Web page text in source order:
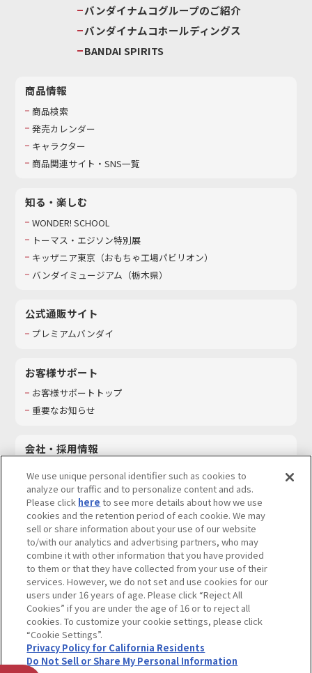
バンダイナムコグループのご紹介
バンダイナムコホールディングス
BANDAI SPIRITS
商品情報
商品検索
発売カレンダー
キャラクター
商品関連サイト・SNS一覧
知る・楽しむ
WONDER! SCHOOL
トーマス・エジソン特別展
キッザニア東京（おもちゃ工場パビリオン）​
バンダイミュージアム（栃木県）
公式通販サイト
プレミアムバンダイ
お客様サポート
お客様サポートトップ
重要なお知らせ
会社・採用情報
採用情報
サステナビリティ
お問い合わせ
ウェブサイトご利用条件 ソーシャルメディアポリシー
個人情報及び特定個人情報等の取り扱いに関する保護方針
Do Not Sell or Share My Personal Information著作権・商標について
カスタマーハラスメントに対する基本的な対応方針
We use unique personal identifier such as cookies to
analyze our traffic and to personalize content and ads.
Please click here to see more details about how we use
cookies and the retention period of each cookie. We may
sell or share information about your use of our website
to/with our analytics and advertising partners, who may
combine it with other information that you have provided
to them or that they have collected from your use of their
services. However, we do not set and use cookies for our
users under 16 years of age. Please click “Reject All
Cookies” if you are under the age of 16 or to reject all
cookies. To customize your cookie settings, please click
“Cookie Settings”.
Privacy Policy for California Residents
Do Not Sell or Share My Personal Information